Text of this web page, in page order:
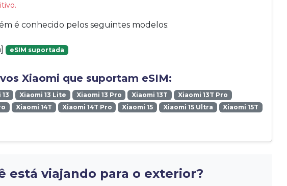
é conhecido pelos seguintes modelos:
eSIM suportada
Xiaomi que suportam eSIM:
Xiaomi 13 Lite Xiaomi 13 Pro Xiaomi 13T
Xiaomi 13T Pro
Xiaomi 14T Xiaomi 14T Pro Xiaomi 15 Xiaomi 15 Ultra
Xiaomi 15T
está viajando para o exterior?